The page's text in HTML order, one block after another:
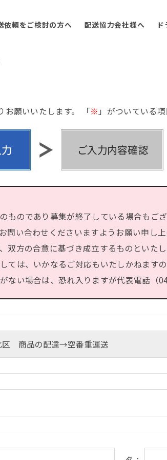
依頼をご検討の方へ 配送協力会社様へ
お願いいたします。 「※ 」がついている
ものであり募集が終了している場合もご
い合わせくださいますようお願い申し上
双方の合意に基づき成立するものといたし
ては、いかなるご対応もいたしかねます
ない場合は、恐れ入りますが代表電話